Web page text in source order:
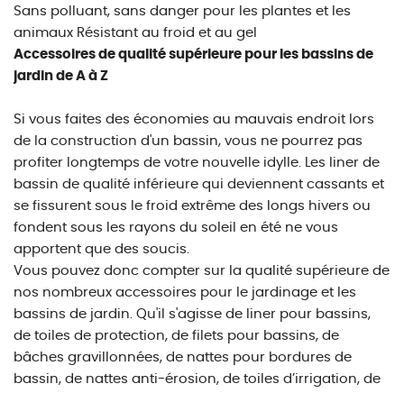
Sans polluant, sans danger pour les plantes et les
animaux Résistant au froid et au gel
Accessoires de qualité supérieure pour les bassins de
jardin de A à Z
Si vous faites des économies au mauvais endroit lors
de la construction d'un bassin, vous ne pourrez pas
profiter longtemps de votre nouvelle idylle. Les liner de
bassin de qualité inférieure qui deviennent cassants et
se fissurent sous le froid extrême des longs hivers ou
fondent sous les rayons du soleil en été ne vous
apportent que des soucis.
Vous pouvez donc compter sur la qualité supérieure de
nos nombreux accessoires pour le jardinage et les
bassins de jardin. Qu'il s'agisse de liner pour bassins,
de toiles de protection, de filets pour bassins, de
bâches gravillonnées, de nattes pour bordures de
bassin, de nattes anti-érosion, de toiles d’irrigation, de